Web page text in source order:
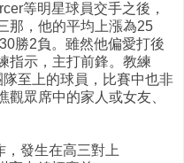
等明星球員交手之後，
那，他的平均上漲為25
勝2負。雖然他偏愛打後
指示，主打前鋒。教練
至上的球員，比賽中也非
眾席中的家人或女友、
，發生在高三對上